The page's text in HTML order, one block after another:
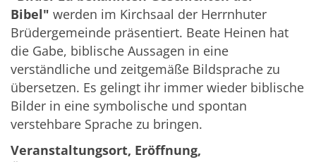
Bibel" werden im Kirchsaal der Herrnhuter
Brüdergemeinde präsentiert. Beate Heinen hat
die Gabe, biblische Aussagen in eine
verständliche und zeitgemäße Bildsprache zu
übersetzen. Es gelingt ihr immer wieder biblische
Bilder in eine symbolische und spontan
verstehbare Sprache zu bringen.
Veranstaltungsort, Eröffnung,